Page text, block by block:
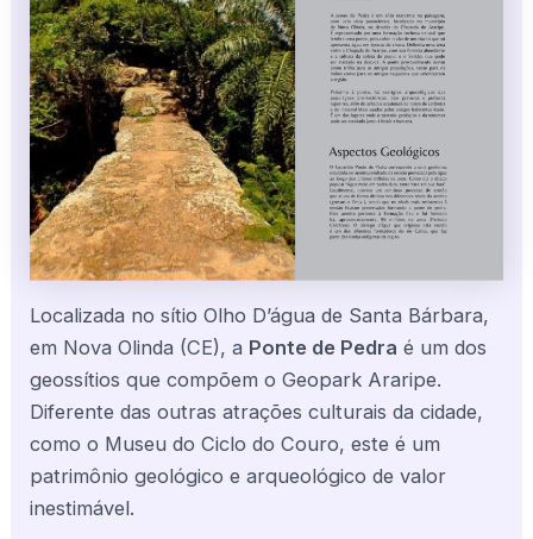
Localizada no sítio Olho D’água de Santa Bárbara,
em Nova Olinda (CE), a Ponte de Pedra é um dos
geossítios que compõem o Geopark Araripe.
Diferente das outras atrações culturais da cidade,
como o Museu do Ciclo do Couro, este é um
patrimônio geológico e arqueológico de valor
inestimável.